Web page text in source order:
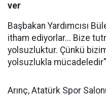
ver
Başbakan Yardımcısı
itham ediyorlar... Bize
yolsuzluktur. Çünkü
yolsuzlukla
Arınç, Atatürk Spor